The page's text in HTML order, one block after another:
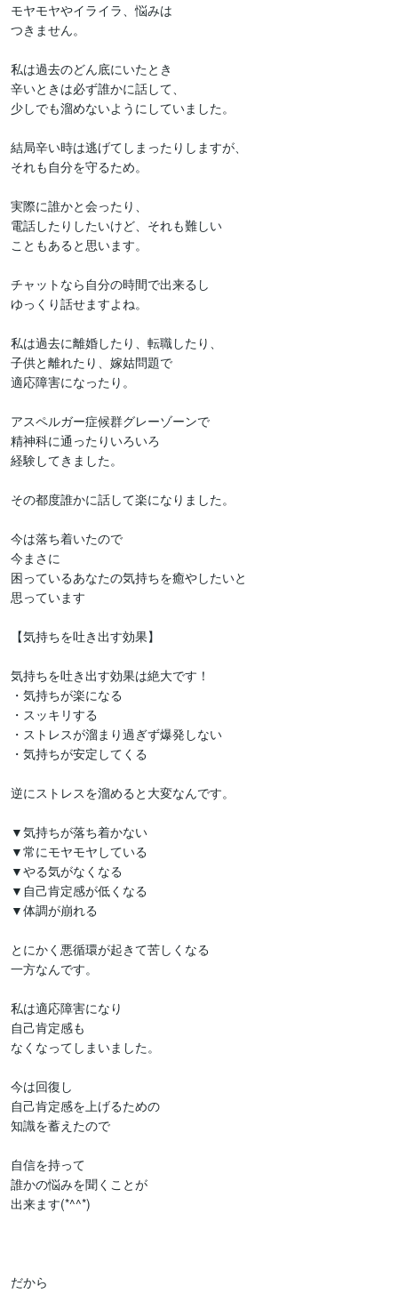
モヤモヤやイライラ、悩みは
つきません。
私は過去のどん底にいたとき
辛いときは必ず誰かに話して、
少しでも溜めないようにしていました。
結局辛い時は逃げてしまったりしますが、
それも自分を守るため。
実際に誰かと会ったり、
電話したりしたいけど、それも難しい
こともあると思います。
チャットなら自分の時間で出来るし
ゆっくり話せますよね。
私は過去に離婚したり、転職したり、
子供と離れたり、嫁姑問題で
適応障害になったり。
アスペルガー症候群グレーゾーンで
精神科に通ったりいろいろ
経験してきました。
その都度誰かに話して楽になりました。
今は落ち着いたので
今まさに
困っているあなたの気持ちを癒やしたいと
思っています
【気持ちを吐き出す効果】
気持ちを吐き出す効果は絶大です！
・気持ちが楽になる
・スッキリする
・ストレスが溜まり過ぎず爆発しない
・気持ちが安定してくる
逆にストレスを溜めると大変なんです。
▼気持ちが落ち着かない
▼常にモヤモヤしている
▼やる気がなくなる
▼自己肯定感が低くなる
▼体調が崩れる
とにかく悪循環が起きて苦しくなる
一方なんです。
私は適応障害になり
自己肯定感も
なくなってしまいました。
今は回復し
自己肯定感を上げるための
知識を蓄えたので
自信を持って
誰かの悩みを聞くことが
出来ます(*^^*)
だから